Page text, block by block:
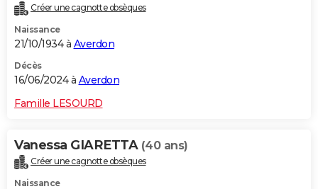
Créer une cagnotte obsèques
Naissance
21/10/1934 à Averdon
Décès
16/06/2024 à Averdon
Famille LESOURD
Vanessa GIARETTA (40 ans)
Créer une cagnotte obsèques
Naissance